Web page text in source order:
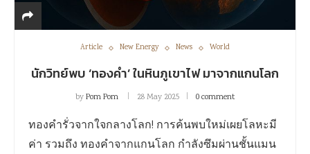
Article New Energy News World
นักวิทย์พบ ‘ทองคำ’ ในหินภูเขาไฟ มาจากแกนโลก
byPom Pom 28 May 2025 0 comment
ทองคำรั่วจากใจกลางโลก! การค้นพบใหม่เผยโลหะมี
ค่า รวมถึง ทองคำจากแกนโลก กำลังซึมผ่านชั้นแมน